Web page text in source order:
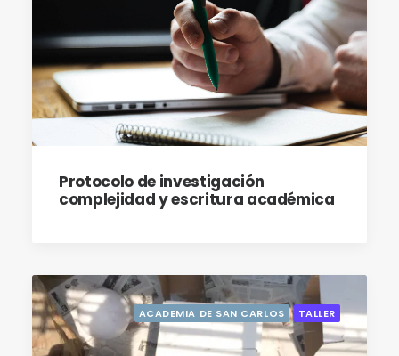
Protocolo de investigación
complejidad y escritura académica
ACADEMIA DE SAN CARLOS TALLER